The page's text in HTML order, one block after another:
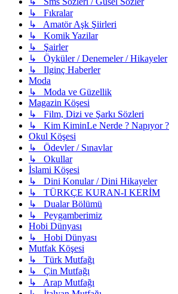
↳ Fıkralar
↳ Amatör Aşk Şiirleri
↳ Komik Yazilar
↳ Şairler
↳ Öyküler / Denemeler / Hikayeler
↳ Ilginç Haberler
Moda
↳ Moda ve Güzellik
Magazin Köşesi
↳ Film, Dizi ve Şarkı Sözleri
↳ Kim KiminLe Nerde ? Napıyor ?
Okul Köşesi
↳ Ödevler / Sınavlar
↳ Okullar
İslami Köşesi
↳ Dini Konular / Dini Hikayeler
↳ TÜRKÇE KURAN-I KERİM
↳ Dualar Bölümü
↳ Peygamberimiz
Hobi Dünyası
↳ Hobi Dünyası
Mutfak Köşesi
↳ Türk Mutfağı
↳ Çin Mutfağı
↳ Arap Mutfağı